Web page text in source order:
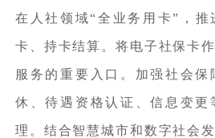
在人社领域“全业务用卡”，
卡、持卡结算。将电子社保卡
服务的重要入口。加强社会保
休、待遇资格认证、信息变更
理。结合智慧城市和数字社会